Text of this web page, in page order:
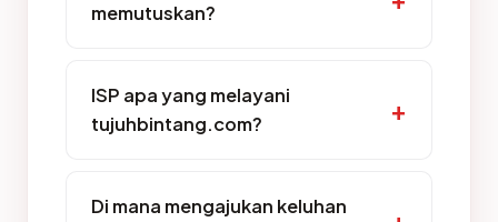
memutuskan?
ISP apa yang melayani
tujuhbintang.com?
Di mana mengajukan keluhan